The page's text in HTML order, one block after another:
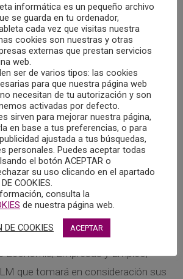
Psicología de Castilla-La Mancha
el listado del turno de peritaciones
año 2025.
e interesadas que comprueben
reflejados en el listado son correctos
en conocimiento del colegio a
copclm@copclm.com
las correcciones oportunas.
el listado.
Economía, Empresas y Empleo,
que tomará en consideración sus
informática es un pequeño archivo
se guarda en tu ordenador,
cada vez que visitas nuestra
cookies son nuestras y otras
externas que prestan servicios
web.
ser de varios tipos: las cookies
para que nuestra página web
necesitan de tu autorización y son
activadas por defecto.
sirven para mejorar nuestra página,
en base a tus preferencias, o para
ajustada a tus búsquedas,
personales. Puedes aceptar todas
el botón ACEPTAR o
su uso clicando en el apartado
COOKIES.
consulta la
de nuestra página web.
DE COOKIES ACEPTAR